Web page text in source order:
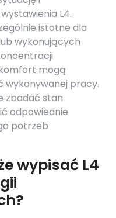
L4.
istotne dla
wykonujących
mogą
wykonywanej pracy.
zbadać stan
odpowiednie
potrzeb
wypisać L4